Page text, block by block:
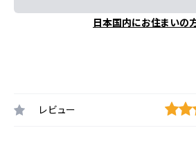
日本国内にお住まいの
レビュー